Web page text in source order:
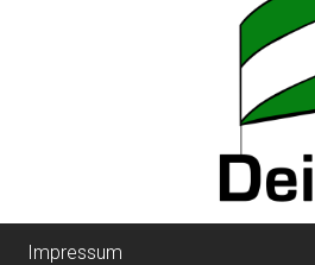
Impressum